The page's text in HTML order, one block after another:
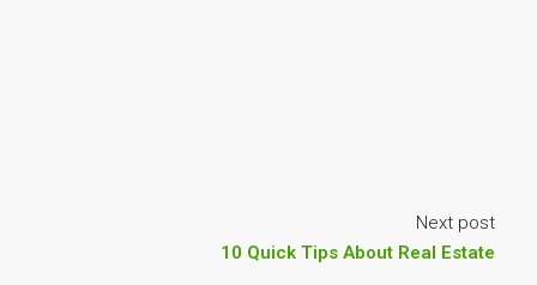
Next post
10 Quick Tips About Real Estate